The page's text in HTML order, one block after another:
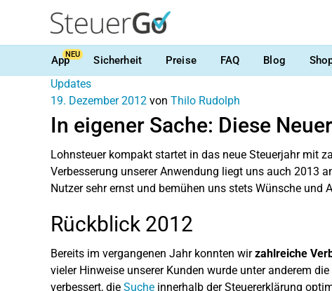
AppNEU Sicherheit Preise FAQ Blog
Updates
19. Dezember 2012 von Thilo Rudolph
In eigener Sache: Diese
Lohnsteuer kompakt startet in das neue Steuerjahr mit
Verbesserung unserer Anwendung liegt uns auch 2013
Nutzer sehr ernst und bemühen uns stets Wünsche und
Rückblick 2012
Bereits im vergangenen Jahr konnten wirzahlreiche
vieler Hinweise unserer Kunden wurde unter anderem
verbessert, die Suche innerhalb der Steuererklärung